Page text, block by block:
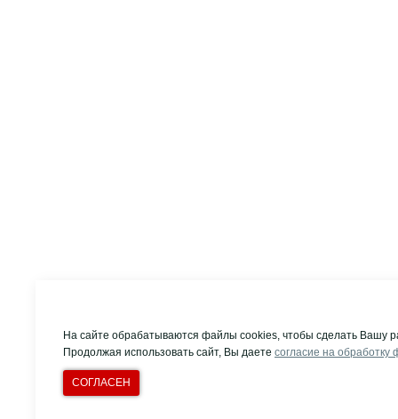
На сайте обрабатываются файлы cookies, чтобы сделать Вашу
Продолжая использовать сайт, Вы даете согласие на обработку
СОГЛАСЕН